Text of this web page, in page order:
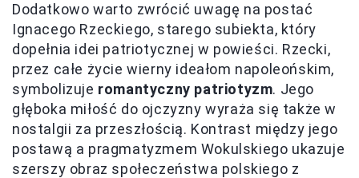
Dodatkowo warto zwrócić uwagę na postać
Ignacego Rzeckiego, starego subiekta, który
dopełnia idei patriotycznej w powieści. Rzecki,
przez całe życie wierny ideałom napoleońskim,
symbolizuje romantyczny patriotyzm. Jego
głęboka miłość do ojczyzny wyraża się także w
nostalgii za przeszłością. Kontrast między jego
postawą a pragmatyzmem Wokulskiego ukazuje
szerszy obraz społeczeństwa polskiego z